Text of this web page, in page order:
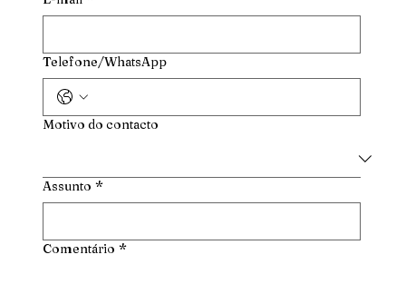
Telefone/WhatsApp
Motivo do contacto
Assunto *
Comentário *